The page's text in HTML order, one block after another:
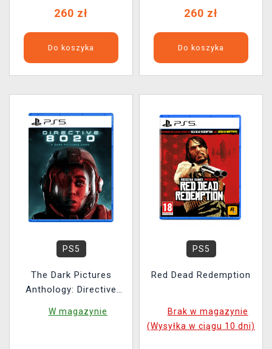
260 zł
Do koszyka
260 zł
Do koszyka
PS5
The Dark Pictures
Anthology: Directive
W magazynie
PS5
Red Dead Redemption
Brak w magazynie
(Wysyłka w ciągu 10 dni)